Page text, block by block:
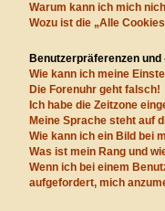
Warum kann ich mich
Wozu ist die „Alle
Benutzerpräferenzen
Wie kann ich meine
Die Forenuhr geht falsch!
Ich habe die Zeitzone
Meine Sprache steht auf
Wie kann ich ein Bild bei
Was ist mein Rang und
Wenn ich bei einem
aufgefordert, mich